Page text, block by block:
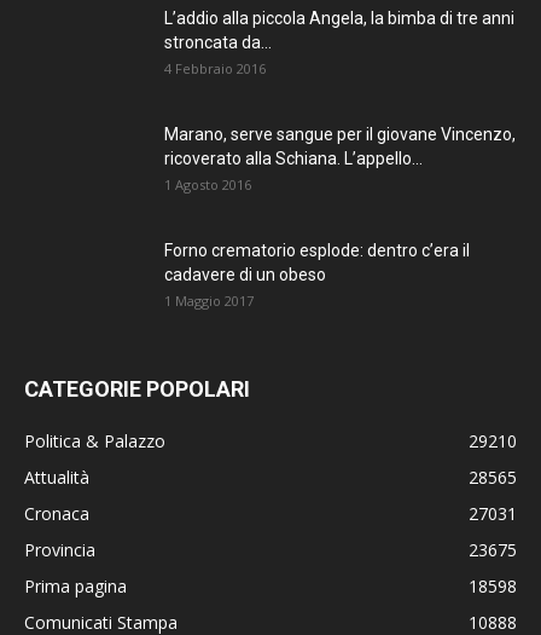
L’addio alla piccola Angela, la bimba di tre anni
stroncata da...
4 Febbraio 2016
Marano, serve sangue per il giovane Vincenzo,
ricoverato alla Schiana. L’appello...
1 Agosto 2016
Forno crematorio esplode: dentro c’era il
cadavere di un obeso
1 Maggio 2017
CATEGORIE POPOLARI
Politica & Palazzo
29210
Attualità
28565
Cronaca
27031
Provincia
23675
Prima pagina
18598
Comunicati Stampa
10888